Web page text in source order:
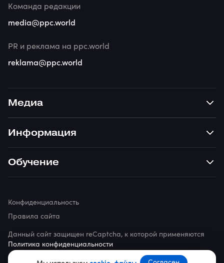
Медиа
Информация
Обучение
Команда редакции
media@ppc.world
PR и реклама на ppc.world
reklama@ppc.world
Данный сайт защищен reCaptcha, к которой применяются
Политика конфиденциальности
Конфиденциальность
Правила сайта